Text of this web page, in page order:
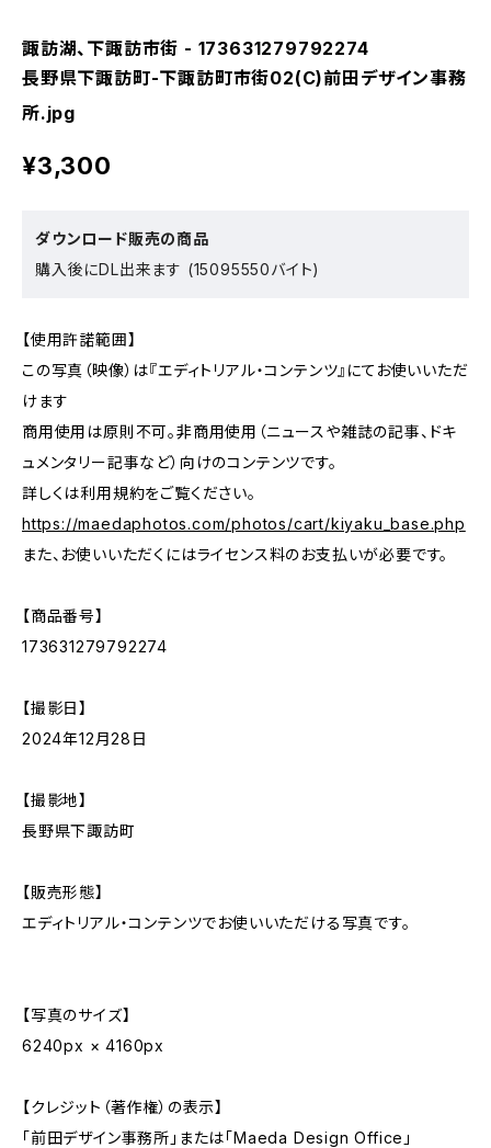
諏訪湖、下諏訪市街 - 173631279792274
長野県下諏訪町-下諏訪町市街02(C)前田デザイン事務
所.jpg
¥3,300
ダウンロード販売の商品
購入後にDL出来ます (15095550バイト)
【使用許諾範囲】
この写真（映像）は『エディトリアル・コンテンツ』にてお使いいただ
けます
商用使用は原則不可。非商用使用（ニュースや雑誌の記事、ドキ
ュメンタリー記事など）向けのコンテンツです。
詳しくは利用規約をご覧ください。
https://maedaphotos.com/photos/cart/kiyaku_base.php
また、お使いいただくにはライセンス料のお支払いが必要です。
【商品番号】
173631279792274
【撮影日】
2024年12月28日
【撮影地】
長野県下諏訪町
【販売形態】
エディトリアル・コンテンツでお使いいただける写真です。
【写真のサイズ】
6240px × 4160px
【クレジット（著作権）の表示】
「前田デザイン事務所」または「Maeda Design Office」